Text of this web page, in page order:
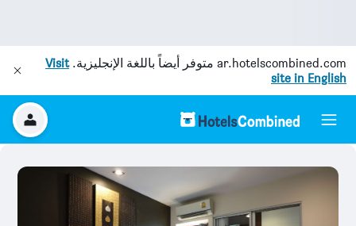
ar.hotelscombined.com متوفر أيضاً باللغة الإنجليزية.Visit
site in English